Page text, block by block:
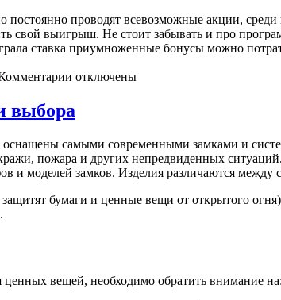
постоянно проводят всевозможные акции,
свой выигрыш. Не стоит забывать и про
ставка приумноженные бонусы можно
отключены
выбора
оснащены самыми современными замками и
пожара и других непредвиденных
и моделей замков. Изделия различаются
бумаги и ценные вещи от открытого
ценных вещей, необходимо обратить внимание на: